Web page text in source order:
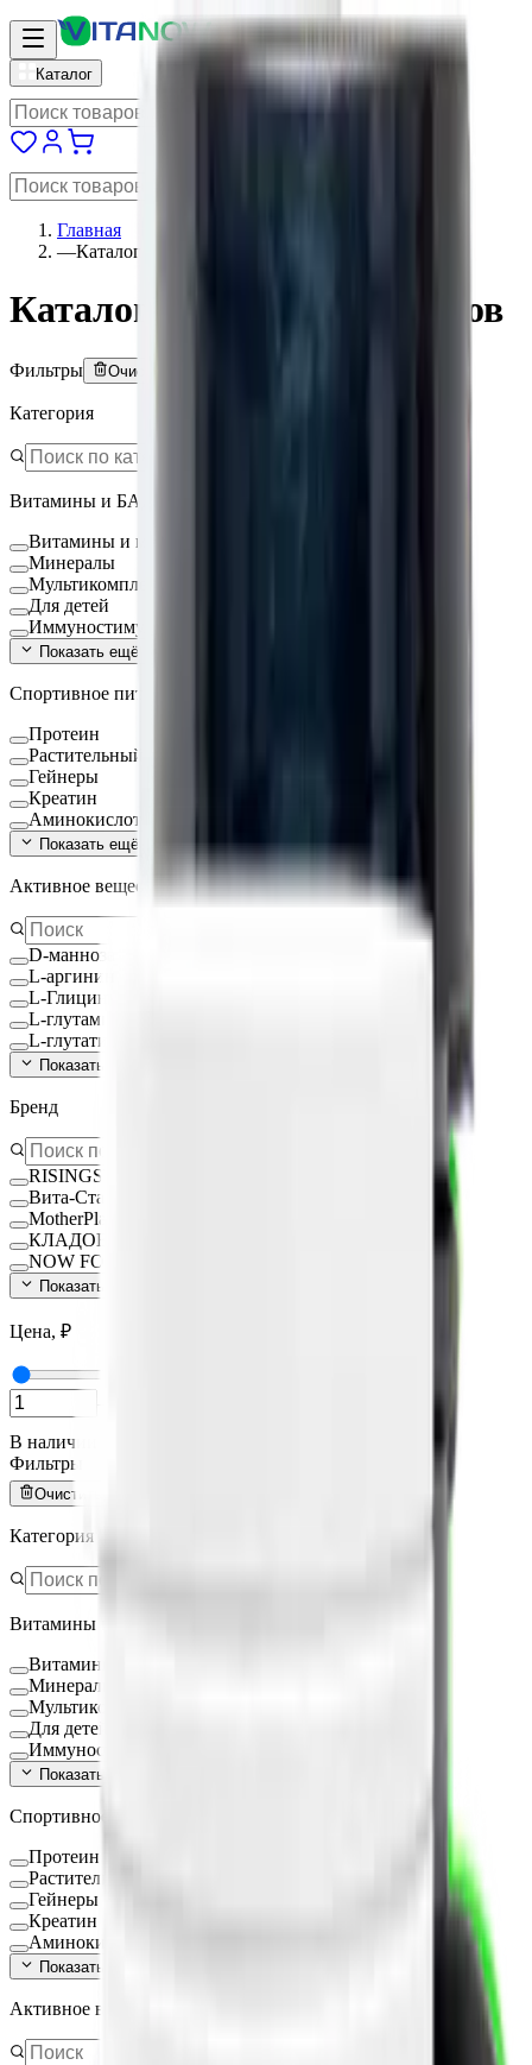
vitanow
Каталог
Главная
—Каталог
Каталог витаминов и БАДов
Фильтры Очистить всё
Категория
Витамины и БАД
Витамины и минералы
Минералы
Мультикомплексы
Для детей
Иммуностимуляторы
Показать ещё (
Спортивное питание
Протеин
Растительный протеин
Гейнеры
Креатин
Аминокислоты
Показать ещё (
Активное вещество
D-манноза
L-аргинин
L-Глицин
L-глутамин
L-глутатион Глутатион
Показать ещё (
Бренд
RISINGSTAR
Вита-Стандарт
MotherPlant
КЛАДОВИТ
NOW FOODS
Показать ещё (
Цена, ₽
В наличии
Фильтры
Очистить всё
Категория
Витамины и БАД
Витамины и минералы
Минералы
Мультикомплексы
Для детей
Иммуностимуляторы
Показать ещё (
Спортивное питание
Протеин
Растительный протеин
Гейнеры
Креатин
Аминокислоты
Показать ещё (
Активное вещество